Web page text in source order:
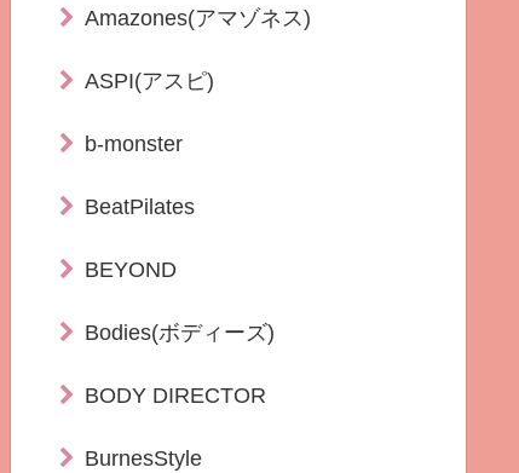
Amazones(アマゾネス)
ASPI(アスピ)
b-monster
BeatPilates
BEYOND
Bodies(ボディーズ)
BODY DIRECTOR
BurnesStyle